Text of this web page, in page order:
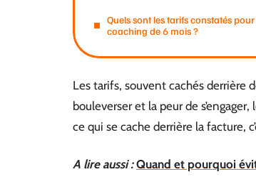
Quels sont les tarifs constatés
coaching de 6 mois ?
Les tarifs, souvent cachés derrière
bouleverser et la peur de
ce qui se cache derrière la facture,
A lire aussi : Quand et pourquoi